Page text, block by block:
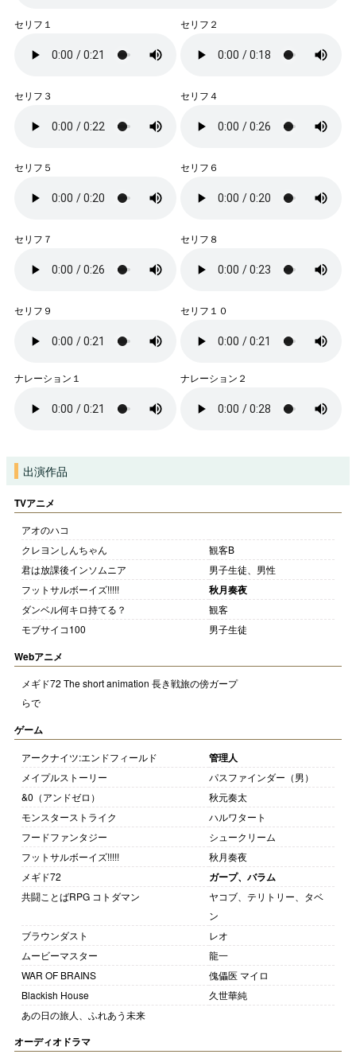
セリフ１ セリフ２
セリフ３ セリフ４
セリフ５ セリフ６
セリフ７ セリフ８
セリフ９ セリフ１０
ナレーション１ ナレーション２
出演作品
TVアニメ
アオのハコ
クレヨンしんちゃん
観客B
君は放課後インソムニア
男子生徒、男性
フットサルボーイズ!!!!!
秋月奏夜
ダンベル何キロ持てる？
観客
モブサイコ100
男子生徒
Webアニメ
メギド72 The short animation 長き戦旅の傍
らで
ガープ
ゲーム
アークナイツ:エンドフィールド 管理人
メイプルストーリー
パスファインダー（男）
&0（アンドゼロ）
秋元奏太
モンスターストライク
ハルワタート
フードファンタジー
シュークリーム
フットサルボーイズ!!!!!
秋月奏夜
メギド72
ガープ、バラム
共闘ことばRPG コトダマン
ヤコブ、テリトリー、タベ
ン
ブラウンダスト
レオ
ムービーマスター
龍一
WAR OF BRAINS
傀儡医 マイロ
Blackish House
久世華純
あの日の旅人、ふれあう未来
オーディオドラマ